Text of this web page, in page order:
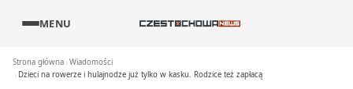
MENU
Strona główna Wiadomości
Dzieci na rowerze i hulajnodze już tylko w kasku. Rodzice też zapłacą